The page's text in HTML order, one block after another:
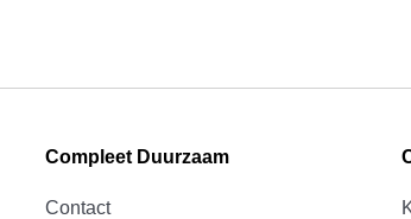
Compleet Duurzaam
Contact